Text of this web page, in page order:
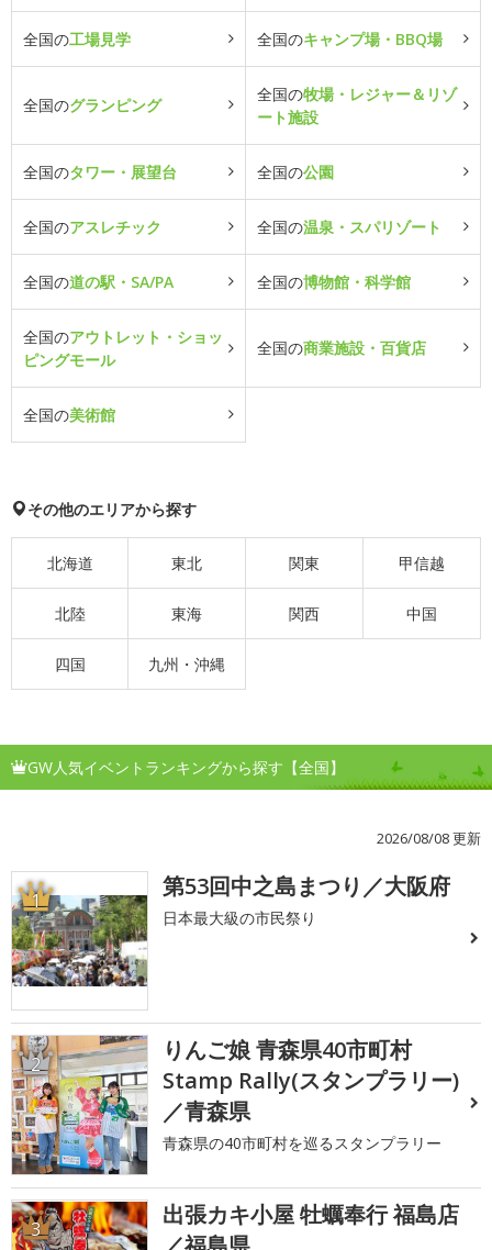
全国の工場見学 全国のキャンプ場・BBQ場
全国のグランピング
全国の牧場・レジャー＆リゾ
ート施設
全国のタワー・展望台 全国の公園
全国のアスレチック 全国の温泉・スパリゾート
全国の道の駅・SA/PA 全国の博物館・科学館
全国のアウトレット・ショッ
ピングモール
全国の商業施設・百貨店
全国の美術館
その他のエリアから探す
北海道 東北 関東 甲信越
北陸 東海 関西 中国
四国 九州・沖縄
GW人気イベントランキングから探す【全国】
2026/08/08 更新
1 第53回中之島まつり／大阪府
日本最大級の市民祭り
2
りんご娘 青森県40市町村
Stamp Rally(スタンプラリー)
／青森県
青森県の40市町村を巡るスタンプラリー
3
出張カキ小屋 牡蠣奉行 福島店